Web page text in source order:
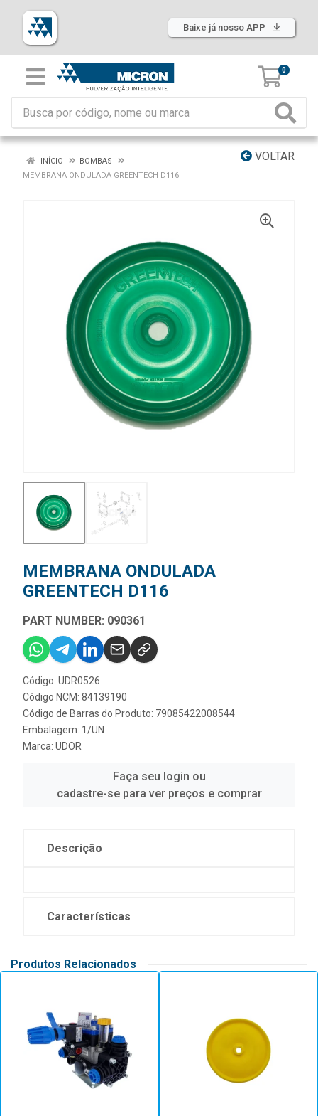
Baixe já nosso APP
0
VOLTAR
INÍCIO
BOMBAS
MEMBRANA ONDULADA GREENTECH D116
MEMBRANA ONDULADA
GREENTECH D116
PART NUMBER: 090361
Código: UDR0526
Código NCM: 84139190
Código de Barras do Produto: 79085422008544
Embalagem: 1/UN
Marca: UDOR
Faça seu login ou
cadastre-se para ver preços e comprar
Descrição
Características
Produtos Relacionados